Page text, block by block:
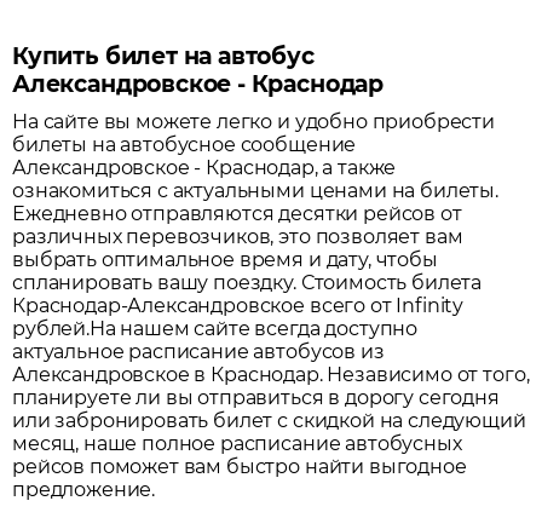
Купить билет на автобус
Александровское - Краснодар
На сайте вы можете легко и удобно приобрести
билеты на автобусное сообщение
Александровское - Краснодар, а также
ознакомиться с актуальными ценами на билеты.
Ежедневно отправляются десятки рейсов от
различных перевозчиков, это позволяет вам
выбрать оптимальное время и дату, чтобы
спланировать вашу поездку. Стоимость билета
Краснодар-Александровское всего от Infinity
рублей.На нашем сайте всегда доступно
актуальное расписание автобусов из
Александровское в Краснодар. Независимо от того,
планируете ли вы отправиться в дорогу сегодня
или забронировать билет с скидкой на следующий
месяц, наше полное расписание автобусных
рейсов поможет вам быстро найти выгодное
предложение.